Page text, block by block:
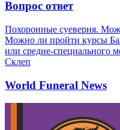
Вопрос ответ
Похоронные суеверия.
Можно ли пройти курсы
или средне-специального
Склеп
World Funeral News